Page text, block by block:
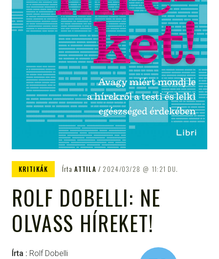
KRITIKÁK ÍrtaATTILA 2024/03/28 11:21 DU.
ROLF DOBELLI: NE
OLVASS HÍREKET!
Írta : Rolf Dobelli